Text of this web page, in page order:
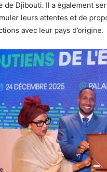
de Djibouti. Il a également
leurs attentes et de
avec leur pays d’origine.